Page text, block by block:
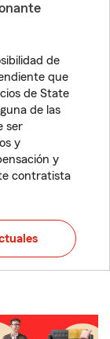
de
que
de State
de las
ser
y
y
contratista